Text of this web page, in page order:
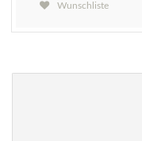
Wunschliste